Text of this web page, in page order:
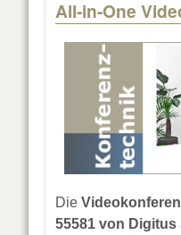
All-in-One
Die
55581 von Digitus